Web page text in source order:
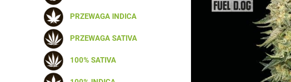
PRZEWAGA INDICA
PRZEWAGA SATIVA
100% SATIVA